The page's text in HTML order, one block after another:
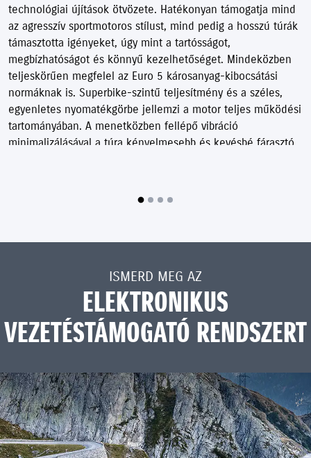
technológiai újítások ötvözete. Hatékonyan támogatja mind
az agresszív sportmotoros stílust, mind pedig a hosszú túrák
támasztotta igényeket, úgy mint a tartósságot,
megbízhatóságot és könnyű kezelhetőséget. Mindeközben
teljeskörűen megfelel az Euro 5 károsanyag-kibocsátási
normáknak is. Superbike-szintű teljesítmény és a széles,
egyenletes nyomatékgörbe jellemzi a motor teljes működési
tartományában. A menetközben fellépő vibráció
minimalizálásával a túra kényelmesebb és kevésbé fárasztó
ISMERD MEG AZ
ELEKTRONIKUS
VEZETÉSTÁMOGATÓ RENDSZERT